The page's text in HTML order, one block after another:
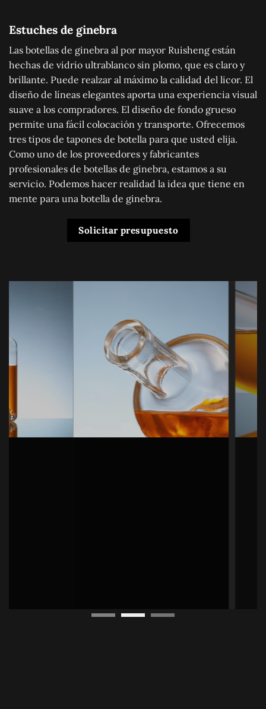
Estuches de ginebra
Las botellas de ginebra al por mayor Ruisheng están
hechas de vidrio ultrablanco sin plomo, que es claro y
brillante. Puede realzar al máximo la calidad del licor. El
diseño de líneas elegantes aporta una experiencia visual
suave a los compradores. El diseño de fondo grueso
permite una fácil colocación y transporte. Ofrecemos
tres tipos de tapones de botella para que usted elija.
Como uno de los proveedores y fabricantes
profesionales de botellas de ginebra, estamos a su
servicio. Podemos hacer realidad la idea que tiene en
mente para una botella de ginebra.
Solicitar presupuesto